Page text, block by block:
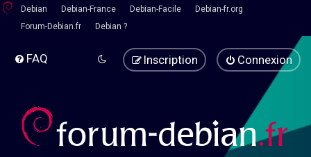
Debian Debian-France Debian-Facile
Debian-fr.org
Forum-Debian.fr
Debian ?
FAQ Connexion
Inscription